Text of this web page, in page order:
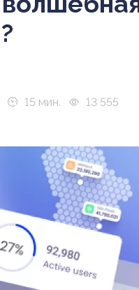
15 мин. 13 555